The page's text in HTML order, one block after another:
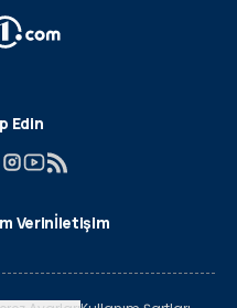
Edin
Verinİletişim